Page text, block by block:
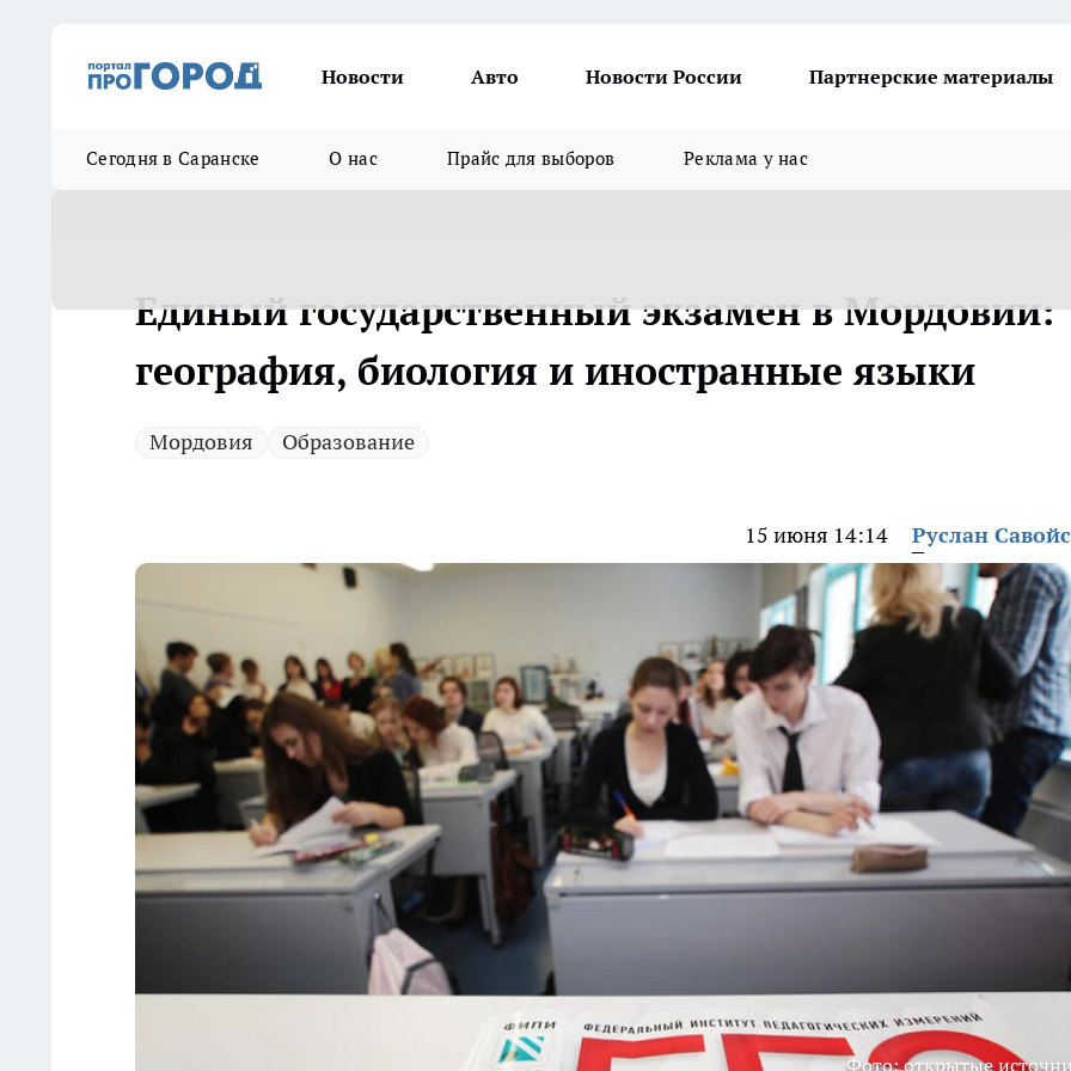
Новости Авто Новости России Партнерские материалы
Сегодня в Саранске О нас Прайс для выборов Реклама у нас
Единый государственный экзамен в Мордовии:
география, биология и иностранные языки
Мордовия Образование
15 июня 14:14 Руслан
Фото: открытые